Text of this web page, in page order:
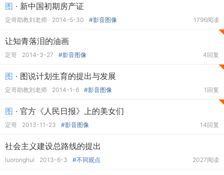
图 · 新中国初期房产证
定哥助教刘老师 2014-5-30 #影音图像 1796阅读
让知青落泪的油画
定哥 2014-3-27 #影音图像 4回复
图 · 图说计划生育的提出与发展
定哥助教刘老师 2014-1-6 #影音图像 1回复
图 · 官方《人民日报》上的美女们
定哥 2013-11-23 #影音图像 14回复
社会主义建设总路线的提出
luoronghui 2013-6-3 #不同观点 2027阅读